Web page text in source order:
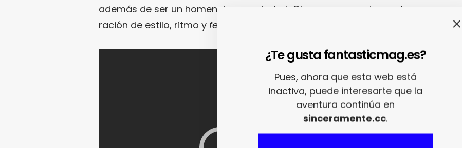
además de ser un homenaje a su ciudad, Glasgow, promete una buena
ración de estilo, ritmo y feel good cinema
¿Te gusta fantasticmag.es?
Pues, ahora que esta web está
inactiva, puede interesarte que la
aventura continúa en
sinceramente.cc.